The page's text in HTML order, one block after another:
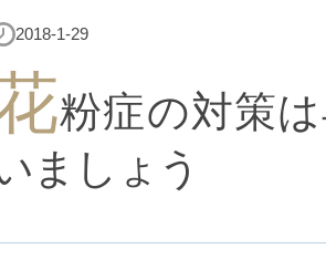
2018-1-29
粉症の対策
ましょう